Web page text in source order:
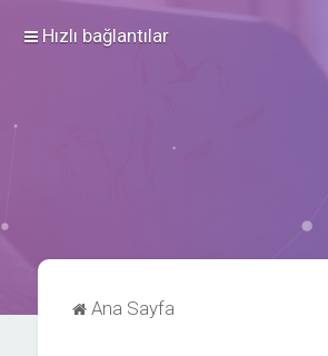
Hızlı bağlantılar
Ana Sayfa